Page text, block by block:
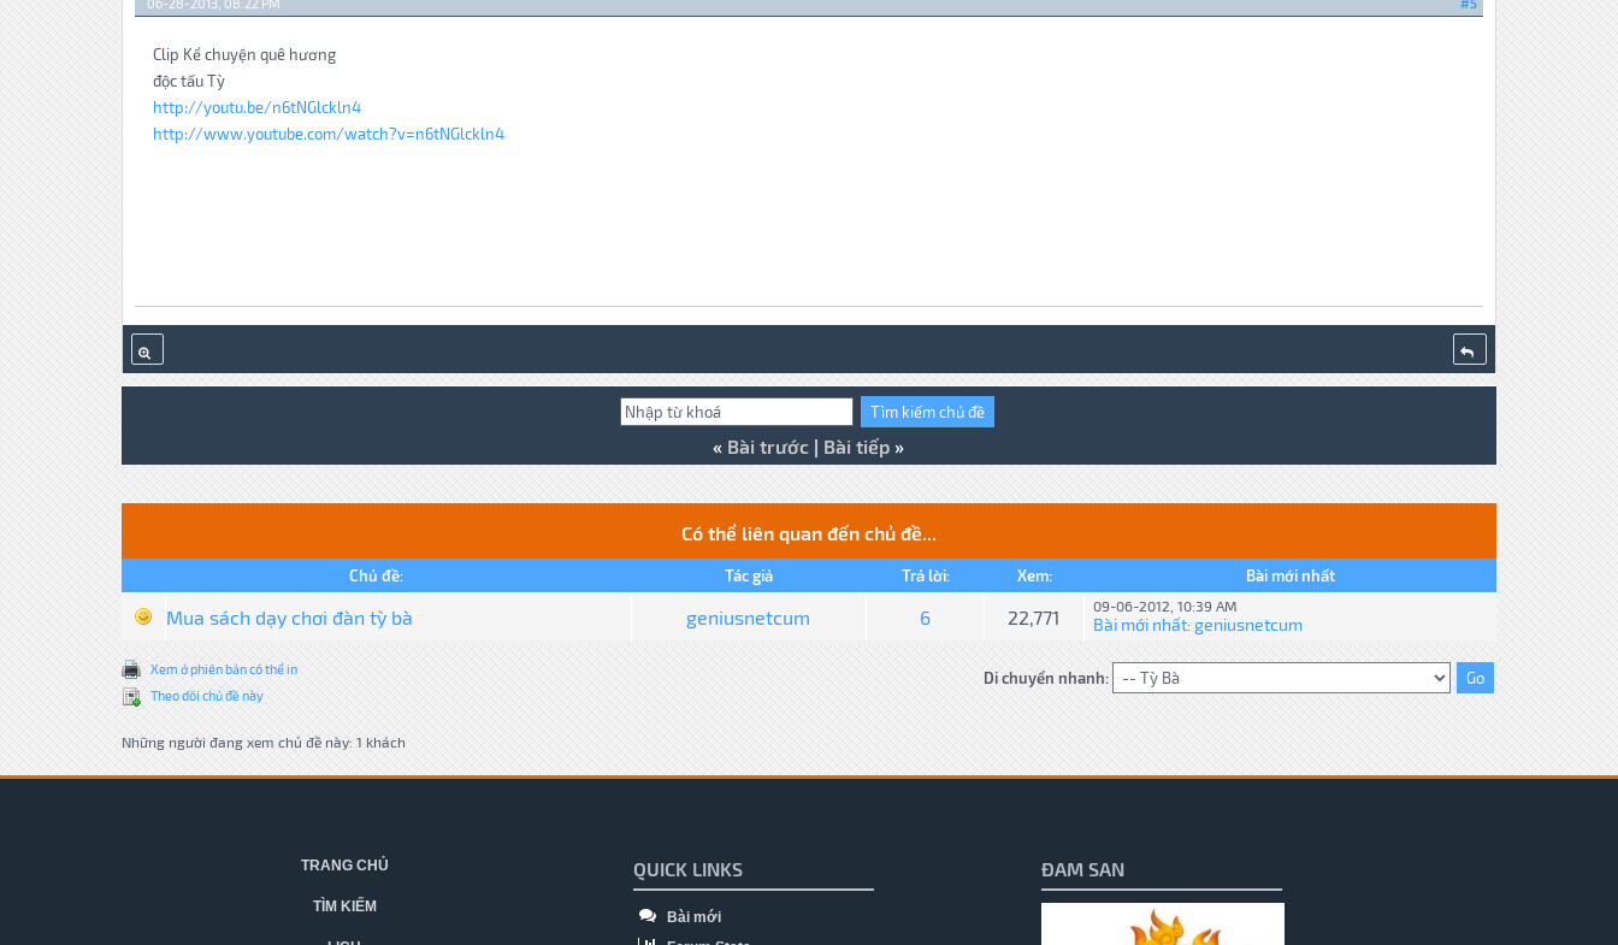
Clip Kể chuyện quê hương
độc tấu Tỳ
http://youtu.be/n6tNGlckln4
http://www.youtube.com/watch?v=n6tNGlckln4
« Bài trước | Bài tiếp »
Có thể liên quan đến chủ đề...
Chủ đề: Tác giả Trả lời: Xem: Bài mới nhất
Mua sách dạy chơi đàn tỳ bà geniusnetcum 6 22,771 09-06-2012, 10:39 AM
Bài mới nhất: geniusnetcum
Xem ở phiên bản có thể in
Theo dõi chủ đề này
Di chuyển nhanh:
Những người đang xem chủ đề này: 1 khách
TRANG CHỦ
TÌM KIẾM
QUICK LINKS
Bài mới
ĐAM SAN